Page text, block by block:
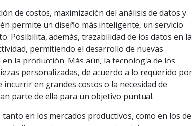
de costos, maximización del análisis de datos y
permite un diseño más inteligente, un servicio
Posibilita, además, trazabilidad de los datos en la
permitiendo el desarrollo de nuevas
la producción. Más aún, la tecnología de los
personalizadas, de acuerdo a lo requerido por
incurrir en grandes costos o la necesidad de
parte de ella para un objetivo puntual.
en los mercados productivos, como en los de